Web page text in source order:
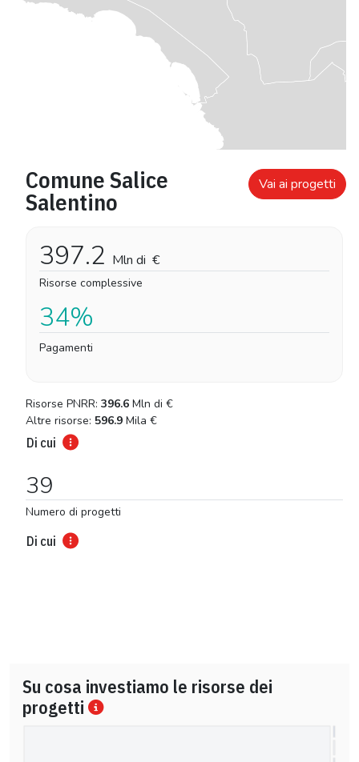
Comune Salice
Salentino
Vai ai progetti
397.2 Mln di €
Risorse complessive
34%
Pagamenti
Risorse PNRR: 396.6 Mln di €
Altre risorse: 596.9 Mila €
Di cui
39
Numero di progetti
Di cui
Su cosa investiamo le risorse dei
progetti